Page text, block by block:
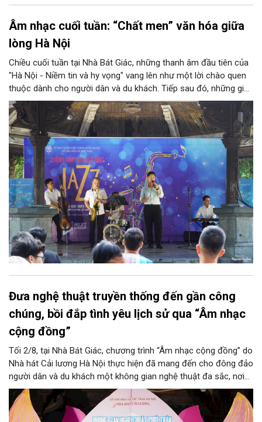
Âm nhạc cuối tuần: “Chất men” văn hóa giữa
lòng Hà Nội
Chiều cuối tuần tại Nhà Bát Giác, những thanh âm đầu tiên của
"Hà Nội - Niềm tin và hy vọng" vang lên như một lời chào quen
thuộc dành cho người dân và du khách. Tiếp sau đó, những giai
điệu jazz kinh điển của thế giới lần lượt cất lên qua phần biểu
diễn của NSƯT Quyền Văn Minh và các nghệ sĩ Bình Minh Jazz
Club, mở ra một không gian âm nhạc giàu cảm xúc ngay giữa
trung tâm Thủ đô.
Đưa nghệ thuật truyền thống đến gần công
chúng, bồi đắp tình yêu lịch sử qua “Âm nhạc
cộng đồng”
Tối 2/8, tại Nhà Bát Giác, chương trình “Âm nhạc cộng đồng” do
Nhà hát Cải lương Hà Nội thực hiện đã mang đến cho đông đảo
người dân và du khách một không gian nghệ thuật đa sắc, nơi
những làn điệu cải lương, ca cổ, tân cổ và các tiết mục múa
hòa quyện trong không gian của phố đi bộ hồ Hoàn Kiếm. Đặc
biệt, chương trình có sự giao lưu của các nghệ sĩ đến từ